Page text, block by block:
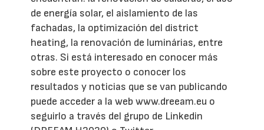
de energía solar, el aislamiento de las
fachadas, la optimización del district
heating, la renovación de luminárias, entre
otras. Si está interesado en conocer más
sobre este proyecto o conocer los
resultados y noticias que se van publicando
puede acceder a la web www.dreeam.eu o
seguirlo a través del grupo de Linkedin